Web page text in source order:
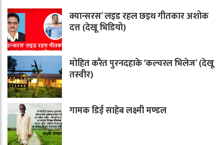
क्यान्सरस’ लइड रहल छइथ गीतकार अशोक
दत्त (देखू भिडियो)
मोहित करैत पुरनदहाके ‘कल्चरल भिलेज’ (देखू
तस्वीर)
गामक डिई साहेब लक्ष्मी मण्डल